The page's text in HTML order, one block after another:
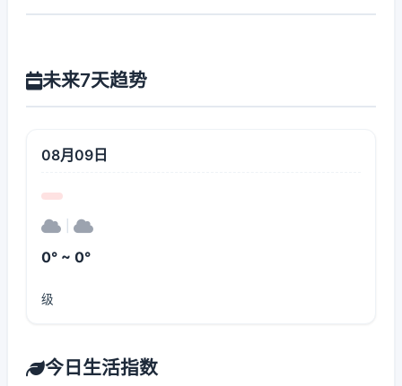
未来7天趋势
08月09日
0° ~ 0°
级
今日生活指数